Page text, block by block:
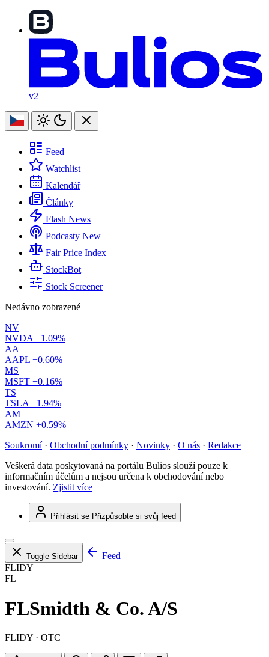
v2
Feed
Watchlist
Kalendář
Články
Flash News
Podcasty New
Fair Price Index
StockBot
Stock Screener
Nedávno zobrazené
NV
NVDA +1.09%
AA
AAPL +0.60%
MS
MSFT +0.16%
TS
TSLA +1.94%
AM
AMZN +0.59%
Soukromí · Obchodní podmínky · Novinky · O nás · Redakce
Veškerá data poskytovaná na portálu Bulios slouží pouze k
informačním účelům a nejsou určena k obchodování nebo
investování. Zjistit více
Přihlásit se Přizpůsobte si svůj feed
Toggle Sidebar
Feed
FLIDY
FL
FLSmidth & Co. A/S
FLIDY · OTC